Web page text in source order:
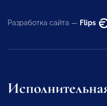
Разработка сайта — Flips